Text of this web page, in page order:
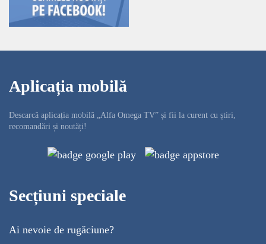
Aplicația mobilă
Descarcă aplicația mobilă „Alfa Omega TV” și fii la curent cu știri,
recomandări și noutăți!
Secțiuni speciale
Ai nevoie de rugăciune?